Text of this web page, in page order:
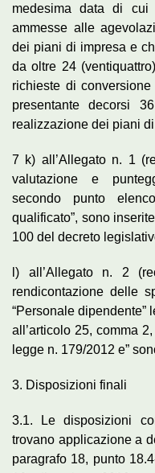
medesima data di
ammesse alle
dei piani di impresa e
da oltre 24
richieste di
presentante decorsi
realizzazione dei piani di
7 k) all’Allegato n. 1
valutazione e
secondo punto
qualificato”, sono
100 del decreto
l) all’Allegato n. 2
rendicontazione delle
“Personale dipendente”
all’articolo 25, comma
legge n. 179/2012 e”
3. Disposizioni finali
3.1. Le disposizioni
trovano applicazione a
paragrafo 18, punto